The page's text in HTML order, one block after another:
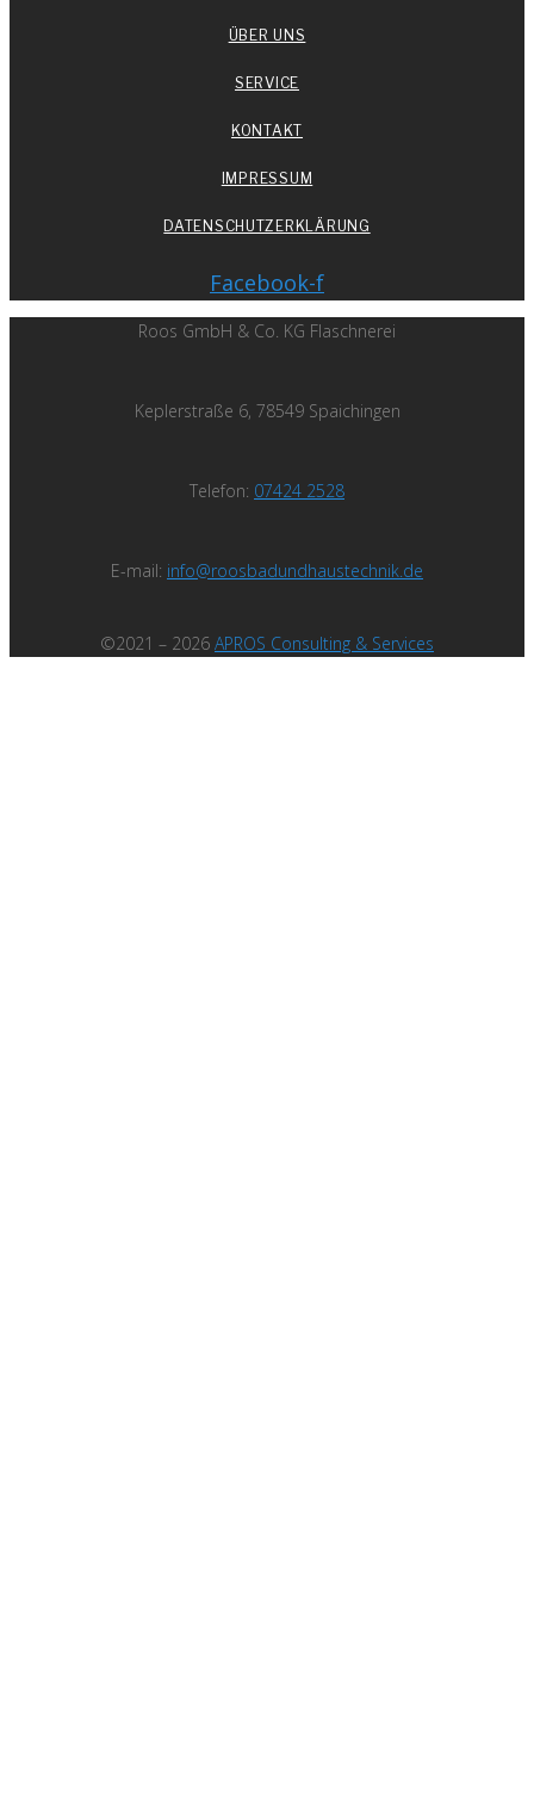
ÜBER UNS
SERVICE
KONTAKT
IMPRESSUM
DATENSCHUTZERKLÄRUNG
Facebook-f
Roos GmbH & Co. KG Flaschnerei
Keplerstraße 6, 78549 Spaichingen
Telefon: 07424 2528
E-mail: info@roosbadundhaustechnik.de
©2021 – 2026 APROS Consulting & Services